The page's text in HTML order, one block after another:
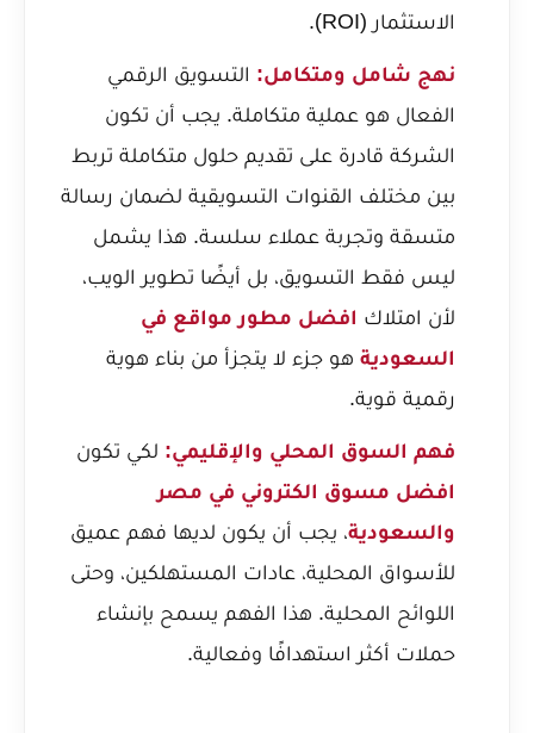
الاستثمار (ROI).
نهج شامل ومتكامل: التسويق الرقمي
الفعال هو عملية متكاملة. يجب أن تكون
الشركة قادرة على تقديم حلول متكاملة تربط
بين مختلف القنوات التسويقية لضمان رسالة
متسقة وتجربة عملاء سلسة. هذا يشمل
ليس فقط التسويق، بل أيضًا تطوير الويب،
لأن امتلاك افضل مطور مواقع في
السعودية هو جزء لا يتجزأ من بناء هوية
رقمية قوية.
فهم السوق المحلي والإقليمي: لكي تكون
افضل مسوق الكتروني في مصر
والسعودية، يجب أن يكون لديها فهم عميق
للأسواق المحلية، عادات المستهلكين، وحتى
اللوائح المحلية. هذا الفهم يسمح بإنشاء
حملات أكثر استهدافًا وفعالية.